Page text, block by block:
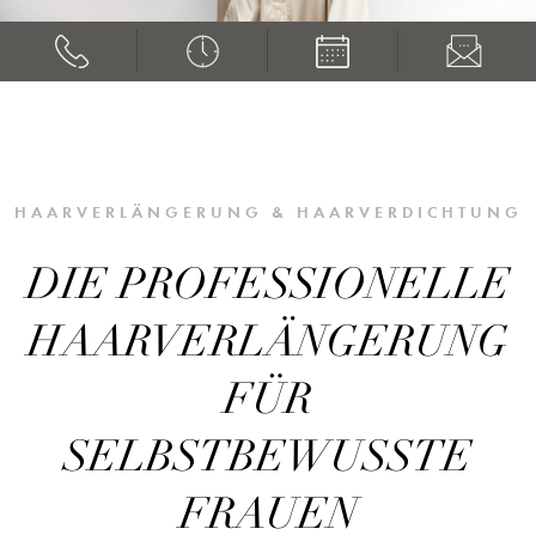
HAARVERLÄNGERUNG & HAARVERDICHTUNG
DIE PROFESSIONELLE
HAARVERLÄNGERUNG
FÜR
SELBSTBEWUSSTE
FRAUEN